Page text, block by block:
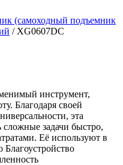
(самоходный подъемник
/ XG0607DC
инструмент,
Благодаря своей
эта
сложные задачи быстро,
Её используют в